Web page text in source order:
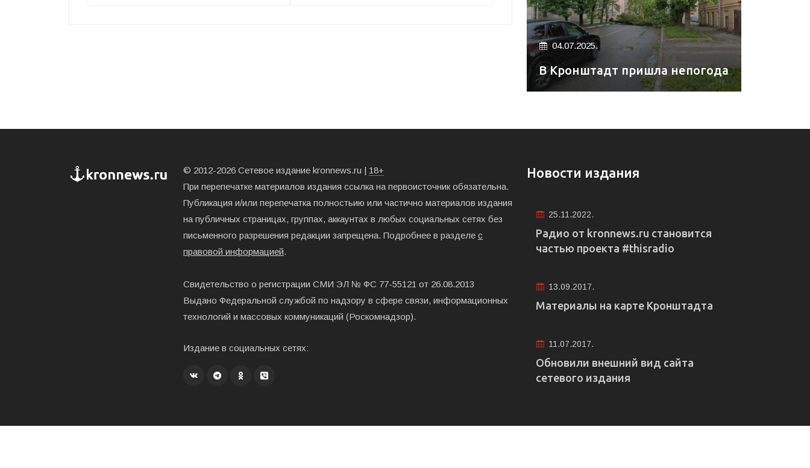
04.07.2025.
В Кронштадт пришла непогода
© 2012-2026 Сетевое издание kronnews.ru | 18+
При перепечатке материалов издания ссылка на первоисточник обязательна.
Публикация и/или перепечатка полностьию или частично материалов издания
на публичных страницах, группах, аккаунтах в любых социальных сетях без
письменного разрешения редакции запрещена. Подробнее в разделе с
правовой информацией.
Свидетельство о регистрации СМИ ЭЛ № ФС 77-55121 от 26.08.2013
Выдано Федеральной службой по надзору в сфере связи, информационных
технологий и массовых коммуникаций (Роскомнадзор).
Издание в социальных сетях:
Новости издания
25.11.2022.
Радио от kronnews.ru становится
частью проекта #thisradio
13.09.2017.
Материалы на карте Кронштадта
11.07.2017.
Обновили внешний вид сайта
сетевого издания